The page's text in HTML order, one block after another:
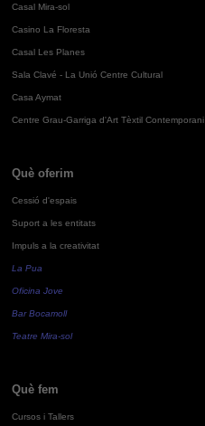
Casal Mira-sol
Casino La Floresta
Casal Les Planes
Sala Clavé - La Unió Centre Cultural
Casa Aymat
Centre Grau-Garriga d'Art Tèxtil Contemporani
Què oferim
Cessió d'espais
Suport a les entitats
Impuls a la creativitat
La Pua
Oficina Jove
Bar Bocamoll
Teatre Mira-sol
Què fem
Cursos i Tallers